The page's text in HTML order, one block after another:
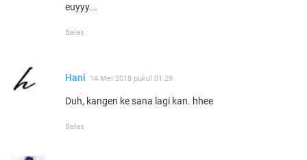
euyyy...
Balas
Hani 14 Mei 2018 pukul 01.29
Duh, kangen ke sana lagi kan. hhee
Balas